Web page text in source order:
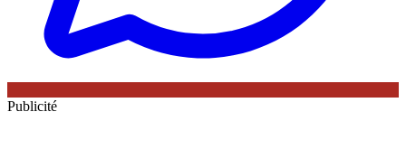
Publicité